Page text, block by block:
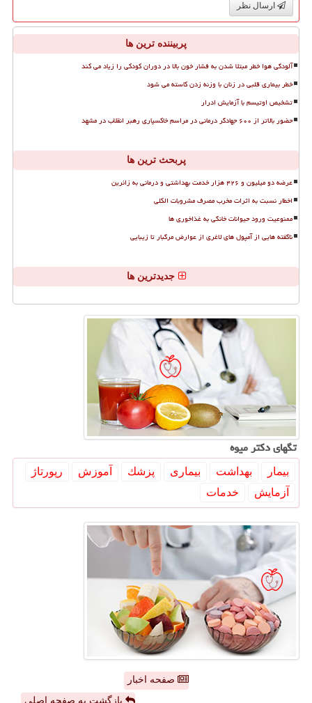
ارسال نظر
پربیننده ترین ها
آلودگی هوا خطر مبتلا شدن به فشار خون بالا در دوران کودکی را زیاد می کند
خطر بیماری قلبی در زنان با وزنه زدن کاسته می شود
تشخیص اوتیسم با آزمایش ادرار
حضور بالاتر از ۶۰۰ جهادگر درمانی در مراسم خاکسپاری رهبر انقلاب در مشهد
پربحث ترین ها
عرضه دو میلیون و ۴۲۶ هزار خدمت بهداشتی و درمانی به زائرین
اخطار نسبت به اثرات مخرب مصرف مشروبات الکلی
ممنوعیت ورود حیوانات خانگی به غذاخوری ها
ناگفته هایی از آمپول های لاغری از عوارض مرگبار تا زیبایی
جدیدترین ها
تگهای دكتر میوه
بیمار بهداشت بیماری پزشك آموزش
رپورتاژ
آزمایش
خدمات
صفحه اخبار
بازگشت به صفحه اصلی